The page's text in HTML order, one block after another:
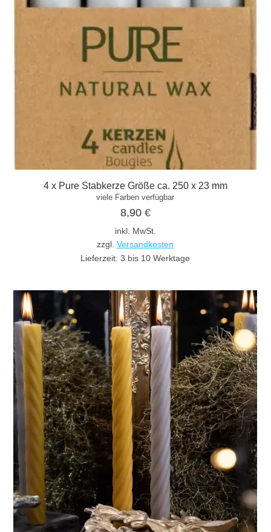
4 x Pure Stabkerze Größe ca. 250 x 23 mm
viele Farben verfügbar
8,90 €
inkl. MwSt.
zzgl. Versandkosten
Lieferzeit: 3 bis 10 Werktage